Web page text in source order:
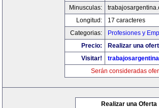
Minusculas:
Longitud:
17 caracteres
Categorias:
Profesiones y
Precio:
Realizar una
Visitar!
Serán consideradas
Realizar una Oferta